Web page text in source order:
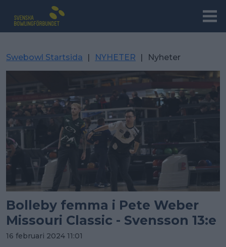
Swebowl Startsida | NYHETER | Nyheter
Bolleby femma i Pete Weber
Missouri Classic - Svensson 13:e
16 februari 2024 11:01